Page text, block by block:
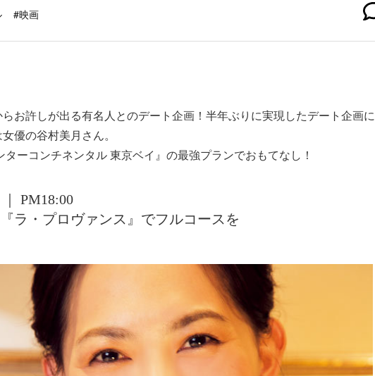
#映画
お許しが出る有名人とのデート企画！半年ぶりに実現したデート企画に
優の谷村美月さん。
ーコンチネンタル 東京ベイ』の最強プランでおもてなし！
｜ PM18:00
ラ・プロヴァンス』でフルコースを